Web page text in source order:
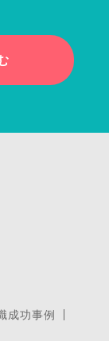
成功事例